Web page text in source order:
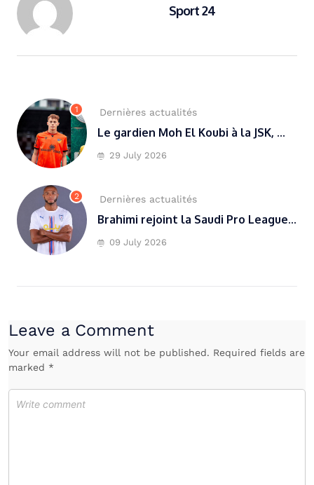
Sport 24
1 Dernières actualités
Le gardien Moh El Koubi à la JSK, ...
29 July 2026
2 Dernières actualités
Brahimi rejoint la Saudi Pro League...
09 July 2026
Leave a Comment
Your email address will not be published. Required fields are
marked *